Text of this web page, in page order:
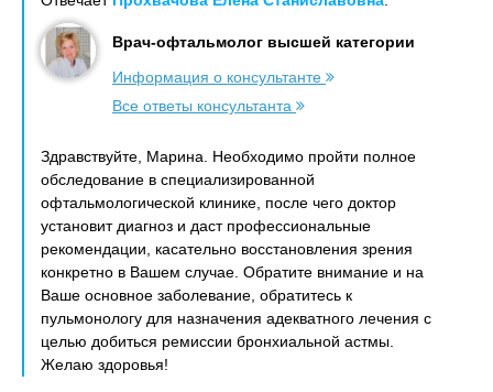
Врач-офтальмолог высшей категории
Информация о консультанте
Все ответы консультанта
Здравствуйте, Марина. Необходимо пройти полное
обследование в специализированной
офтальмологической клинике, после чего доктор
установит диагноз и даст профессиональные
рекомендации, касательно восстановления зрения
конкретно в Вашем случае. Обратите внимание и на
Ваше основное заболевание, обратитесь к
пульмонологу для назначения адекватного лечения с
целью добиться ремиссии бронхиальной астмы.
Желаю здоровья!